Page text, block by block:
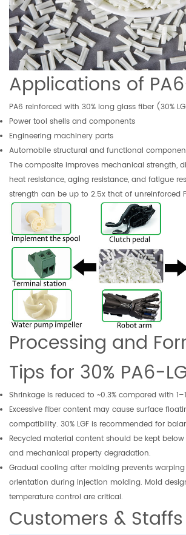
Applications of
PA6 reinforced with 30% long glass fiber (30%
Power tool shells and components
Engineering machinery parts
Automobile structural and functional
The composite improves mechanical strength,
heat resistance, aging resistance, and fatigue
strength can be up to 2.5x that of unreinforced
Processing and
Tips for 30% PA6-
Shrinkage is reduced to ~0.3% compared with
Excessive fiber content may cause surface
compatibility. 30% LGF is recommended for
Recycled material content should be kept
and mechanical property degradation.
Gradual cooling after molding prevents
orientation during injection molding. Mold
temperature control are critical.
Customers & Staffs